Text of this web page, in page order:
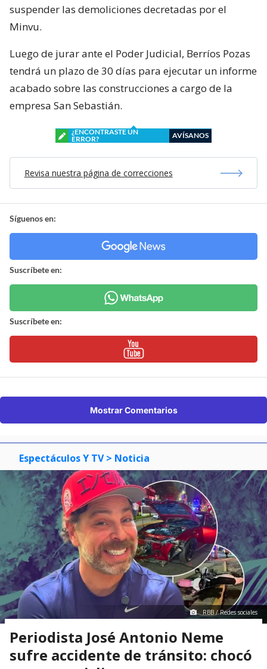
suspender las demoliciones decretadas por el
Minvu.
Luego de jurar ante el Poder Judicial, Berríos Pozas
tendrá un plazo de 30 días para ejecutar un informe
acabado sobre las construcciones a cargo de la
empresa San Sebastián.
¿ENCONTRASTE UN
ERROR?
AVÍSANOS
Revisa nuestra página de correcciones
Síguenos en:
Suscríbete en:
Suscríbete en:
Mostrar Comentarios
Espectáculos Y TV > Noticia
RBB / Redes sociales
Periodista José Antonio Neme
sufre accidente de tránsito: chocó